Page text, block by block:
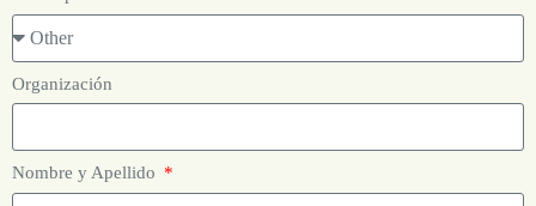
Organización
Nombre y Apellido